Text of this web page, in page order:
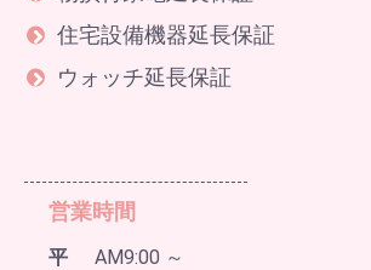
住宅設備機器延長保証
ウォッチ延長保証
営業時間
平
AM9:00 ～